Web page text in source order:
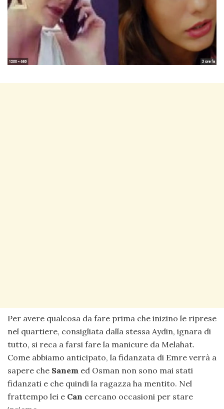
Per avere qualcosa da fare prima che inizino le riprese
nel quartiere, consigliata dalla stessa Aydin, ignara di
tutto, si reca a farsi fare la manicure da Melahat.
Come abbiamo anticipato, la fidanzata di Emre verrà a
sapere che Sanem ed Osman non sono mai stati
fidanzati e che quindi la ragazza ha mentito. Nel
frattempo lei e Can cercano occasioni per stare